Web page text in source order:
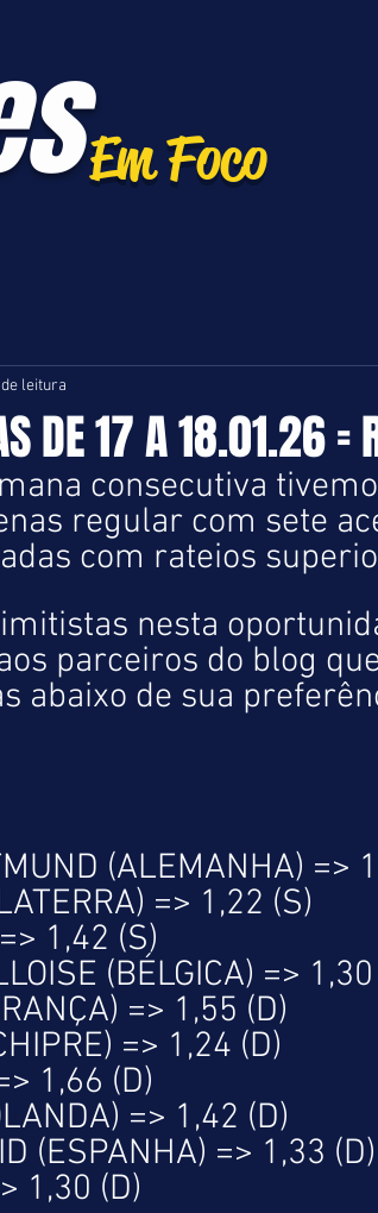
Em Foco
DE 17 A 18.01.26 =
leitura
consecutiva
regular com sete
com rateios
nesta
parceiros do blog
abaixo de sua
(ALEMANHA) =>
=> 1,22 (S)
1,42 (S)
(BÉLGICA) =>
=> 1,55 (D)
=> 1,24 (D)
1,66 (D)
=> 1,42 (D)
(ESPANHA) => 1,33 (D)
1,30 (D)